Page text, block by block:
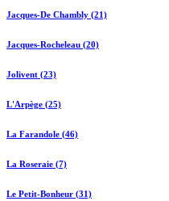
Jacques-De Chambly (21)
Jacques-Rocheleau (20)
Jolivent (23)
L'Arpège (25)
La Farandole (46)
La Roseraie (7)
Le Petit-Bonheur (31)